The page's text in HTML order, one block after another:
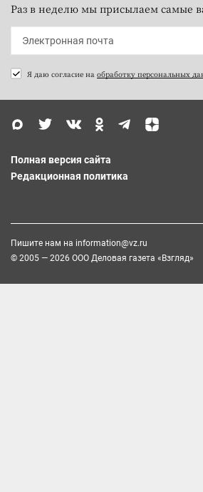
Раз в неделю мы присылаем самые
Я даю согласие на обработку персональных
Полная версия сайта
Редакционная политика
Пишите нам на information@vz.ru
© 2005 — 2026 ООО Деловая газета «Взгляд»